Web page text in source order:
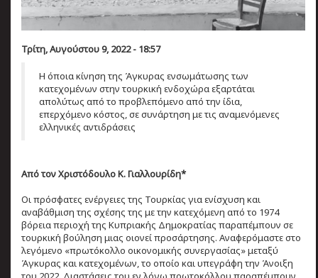
Τρίτη, Αυγούστου 9, 2022 - 18:57
Η όποια κίνηση της Άγκυρας ενσωμάτωσης των
κατεχομένων στην τουρκική ενδοχώρα εξαρτάται
απολύτως από το προβλεπόμενο από την ίδια,
επερχόμενο κόστος, σε συνάρτηση με τις αναμενόμενες
ελληνικές αντιδράσεις
Aπό τον Χριστόδουλο Κ. Γιαλλουρίδη*
Οι πρόσφατες ενέργειες της Τουρκίας για ενίσχυση και
αναβάθμιση της σχέσης της με την κατεχόμενη από το 1974
βόρεια περιοχή της Κυπριακής Δημοκρατίας παραπέμπουν σε
τουρκική βούληση μιας οιονεί προσάρτησης. Αναφερόμαστε στο
λεγόμενο «πρωτόκολλο οικονομικής συνεργασίας» μεταξύ
Άγκυρας και κατεχομένων, το οποίο και υπεγράφη την Άνοιξη